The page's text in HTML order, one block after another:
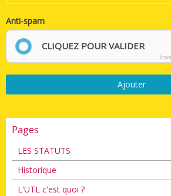
Anti-spam
CLIQUEZ POUR VALIDER
Ajouter
Pages
LES STATUTS
Historique
L'UTL c'est quoi ?